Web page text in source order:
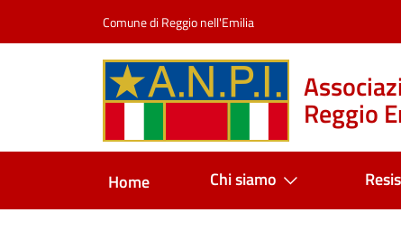
Comune di Reggio nell'Emilia
Reggio
Home Chi siamo